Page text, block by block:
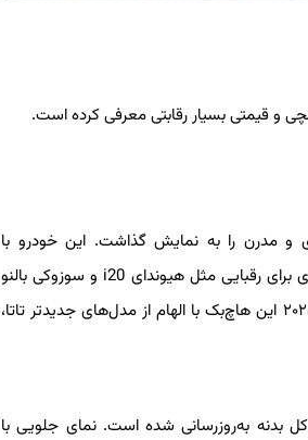
یک هاچ‌بک اقتصادی و مدرن را به نمایش گذاشت. این خودرو با
به‌روزرسانی‌های گسترده در طراحی خارجی و داخلی، کابینی لوکس‌تر و حفظ پیشرانه‌های قبلی، رقیبی جدی برای رقبایی مثل هیوندای i20 و سوزوکی بالنو
خواهد بود. آلتروز که در سال ۲۰۱۹ معرفی شد با گذشت شش سال نیاز به نوسازی داشت. فیس‌لیفت ۲۰۲۵ این هاچ‌بک با الهام از مدل‌های جدیدتر تاتا،
از فیس‌لیفت‌ها که تنها به تغییرات جزئی در سپرها محدود می‌شوند، آلتروز ۲۰۲۵ در کل بدنه به‌روزرسانی شده است. نمای جلویی با